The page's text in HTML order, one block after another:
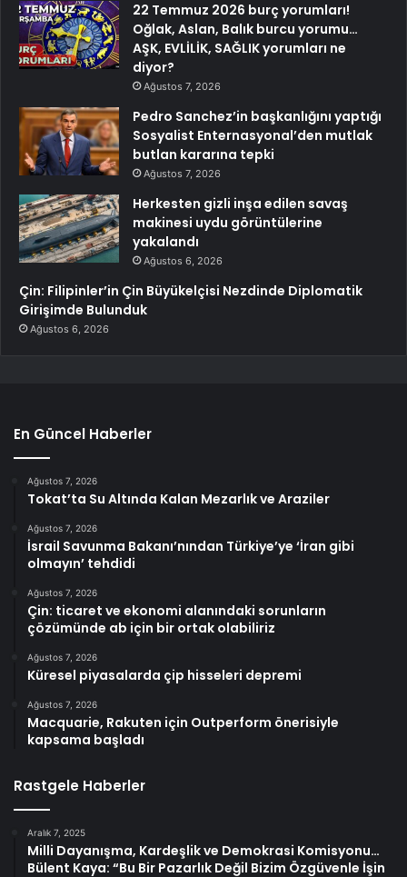
22 Temmuz 2026 burç yorumları!
Oğlak, Aslan, Balık burcu yorumu…
AŞK, EVLİLİK, SAĞLIK yorumları ne
diyor?
Ağustos 7, 2026
Pedro Sanchez’in başkanlığını yaptığı
Sosyalist Enternasyonal’den mutlak
butlan kararına tepki
Ağustos 7, 2026
Herkesten gizli inşa edilen savaş
makinesi uydu görüntülerine
yakalandı
Ağustos 6, 2026
Çin: Filipinler’in Çin Büyükelçisi Nezdinde Diplomatik
Girişimde Bulunduk
Ağustos 6, 2026
En Güncel Haberler
Ağustos 7, 2026
Tokat’ta Su Altında Kalan Mezarlık ve Araziler
Ağustos 7, 2026
İsrail Savunma Bakanı’nından Türkiye’ye ‘İran gibi
olmayın’ tehdidi
Ağustos 7, 2026
Çin: ticaret ve ekonomi alanındaki sorunların
çözümünde ab için bir ortak olabiliriz
Ağustos 7, 2026
Küresel piyasalarda çip hisseleri depremi
Ağustos 7, 2026
Macquarie, Rakuten için Outperform önerisiyle
kapsama başladı
Rastgele Haberler
Aralık 7, 2025
Milli Dayanışma, Kardeşlik ve Demokrasi Komisyonu…
Bülent Kaya: “Bu Bir Pazarlık Değil Bizim Özgüvenle İşin